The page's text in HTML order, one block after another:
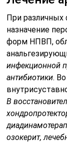
При различных
назначение
форм НПВП,
инфекционной
антибиотики.
В
озокерит,